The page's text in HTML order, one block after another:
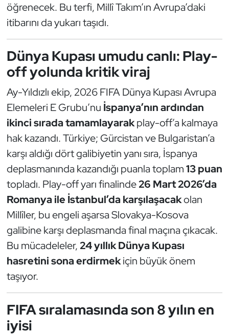
öğrenecek. Bu terfi, Millî Takım’ın Avrupa’daki
itibarını da yukarı taşıdı.
Dünya Kupası umudu canlı: Play-
off yolunda kritik viraj
Ay-Yıldızlı ekip, 2026 FIFA Dünya Kupası Avrupa
Elemeleri E Grubu’nu İspanya’nın ardından
ikinci sırada tamamlayarakplay-off’a kalmaya
hak kazandı. Türkiye; Gürcistan ve Bulgaristan’a
karşı aldığı dört galibiyetin yanı sıra, İspanya
deplasmanında kazandığı puanla toplam13 puan
topladı. Play-off yarı finalinde26 Mart 2026’da
Romanya ile İstanbul’da karşılaşacakolan
Millîler, bu engeli aşarsa Slovakya-Kosova
galibine karşı deplasmanda final maçına çıkacak.
Bu mücadeleler, 24 yıllık Dünya Kupası
hasretini sona erdirmekiçin büyük önem
taşıyor.
FIFA sıralamasında son 8 yılın en
iyisi
Kick Boks
Kürek
Masa Tenisi
Modern Pentatlon
Motor Sporları
Muay Thai
Okçuluk
Optimist
Oryantiring
Özel Sporcular
Paralimpik
Satranç